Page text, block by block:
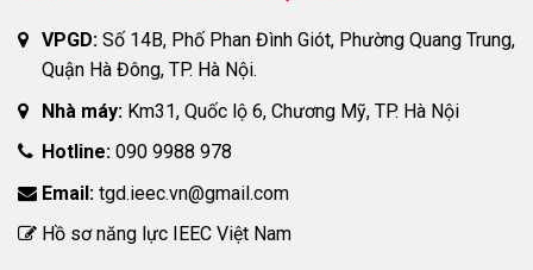
VPGD: Số 14B, Phố Phan Đình Giót, Phường Quang Trung,
Quận Hà Đông, TP. Hà Nội.
Nhà máy: Km31, Quốc lộ 6, Chương Mỹ, TP. Hà Nội
Hotline: 090 9988 978
Email: tgd.ieec.vn@gmail.com
Hồ sơ năng lực IEEC Việt Nam